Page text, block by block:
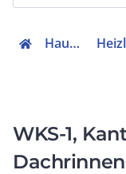
Haustechnik
WKS-1,